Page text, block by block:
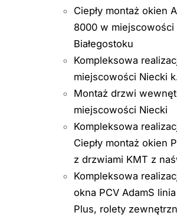
Ciepły montaż okien
8000 w miejscowości
Białegostoku
Kompleksowa
miejscowości Niecki
Montaż drzwi
miejscowości Niecki
Kompleksowa
Ciepły montaż okien
z drzwiami KMT z
Kompleksowa
okna PCV AdamS
Plus, rolety